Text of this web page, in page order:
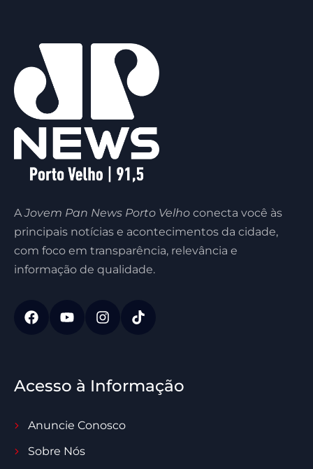
AJovem Pan News Porto Velho conecta você às
principais notícias e acontecimentos da cidade,
com foco em transparência, relevância e
informação de qualidade.
Acesso à Informação
Anuncie Conosco
Sobre Nós